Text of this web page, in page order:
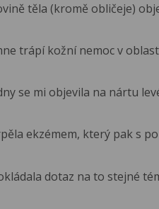
těla (kromě obličeje)
trápí kožní nemoc v
se mi objevila na nártu
ekzémem, který pak s
dotaz na to stejné